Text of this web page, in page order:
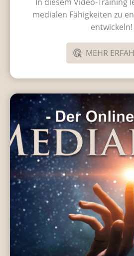
medialen Fähigkeiten zu
entwickeln!
MEHR